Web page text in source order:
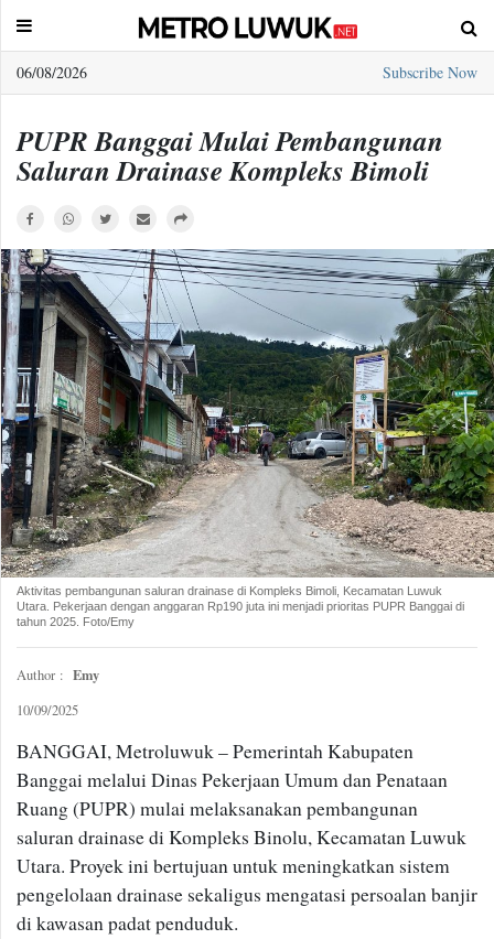
06/08/2026
Subscribe Now
Sample
PUPR Banggai Mulai Pembangunan
Saluran Drainase Kompleks Bimoli
Aktivitas pembangunan saluran drainase di Kompleks Bimoli, Kecamatan Luwuk
Utara. Pekerjaan dengan anggaran Rp190 juta ini menjadi prioritas PUPR Banggai di
tahun 2025. Foto/Emy
Author : Emy
10/09/2025
BANGGAI, Metroluwuk – Pemerintah Kabupaten
Banggai melalui Dinas Pekerjaan Umum dan Penataan
Ruang (PUPR) mulai melaksanakan pembangunan
saluran drainase di Kompleks Binolu, Kecamatan Luwuk
Utara. Proyek ini bertujuan untuk meningkatkan sistem
pengelolaan drainase sekaligus mengatasi persoalan banjir
di kawasan padat penduduk.